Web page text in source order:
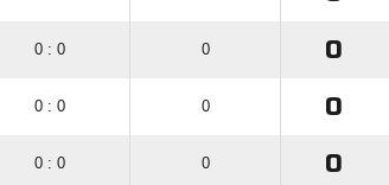
0 : 0 0 0
0 : 0 0 0
0 : 0 0 0